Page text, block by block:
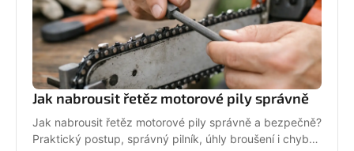
Jak nabrousit řetěz motorové pily správně
Jak nabrousit řetěz motorové pily správně a bezpečně?
Praktický postup, správný pilník, úhly broušení i chyby,